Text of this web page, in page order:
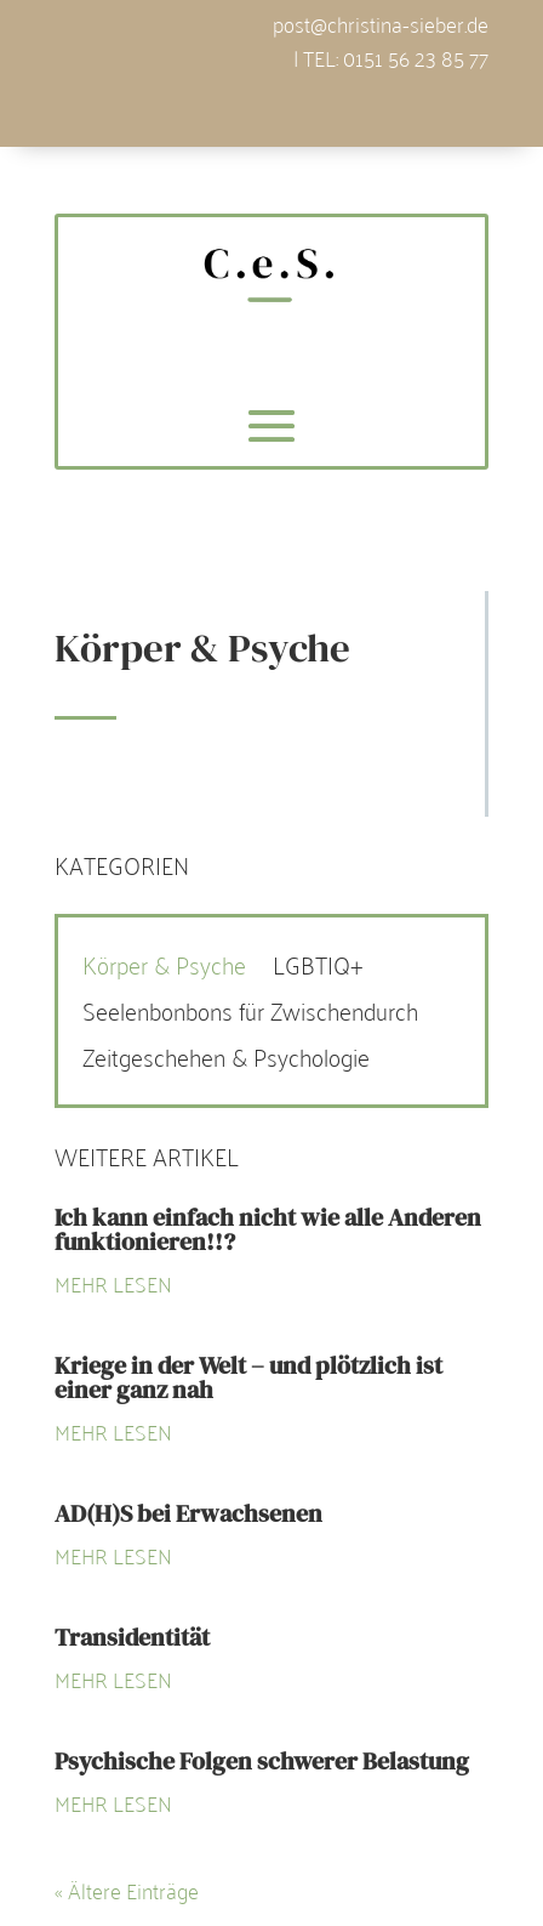
post@christina-sieber.de
| TEL: 0151 56 23 85 77
Körper & Psyche
KATEGORIEN
Körper & Psyche
LGBTIQ+
Seelenbonbons für Zwischendurch
Zeitgeschehen & Psychologie
WEITERE ARTIKEL
Ich kann einfach nicht wie alle Anderen
funktionieren!!?
MEHR LESEN
Kriege in der Welt – und plötzlich ist
einer ganz nah
MEHR LESEN
AD(H)S bei Erwachsenen
MEHR LESEN
Transidentität
MEHR LESEN
Psychische Folgen schwerer Belastung
MEHR LESEN
« Ältere Einträge